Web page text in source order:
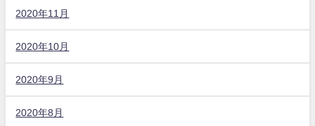
2020年11月
2020年10月
2020年9月
2020年8月